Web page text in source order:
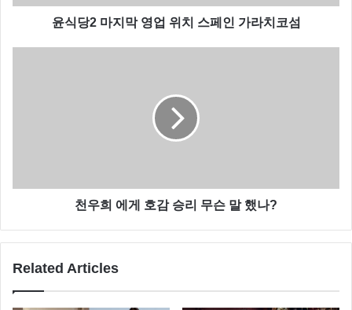
윤식당2 마지막 영업 위치 스페인 가라치코섬
천우희 에게 호감 승리 무슨 말 했나?
Related Articles